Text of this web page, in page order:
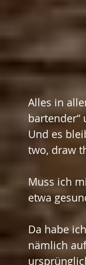
Alles in
bartender“
Und es
two, draw
Muss ich
etwa
Da habe
nämlich